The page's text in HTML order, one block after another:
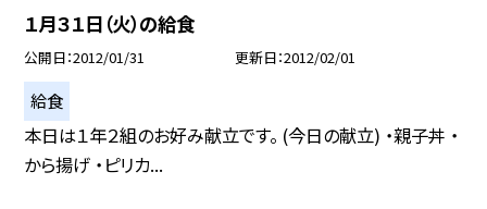
１月３１日（火）の給食
公開日 2012/01/31 更新日 2012/02/01
給食
本日は１年２組のお好み献立です。 (今日の献立) ・親子丼 ・
から揚げ ・ピリカ...